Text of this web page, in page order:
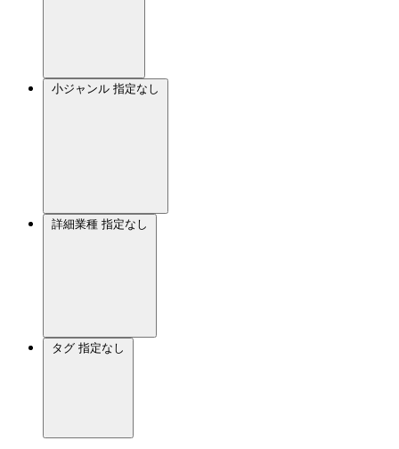
小ジャンル 指定なし
詳細業種 指定なし
タグ 指定なし